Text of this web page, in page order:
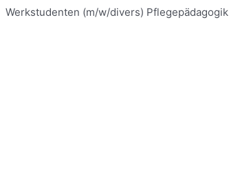
Werkstudenten (m/w/divers) Pflegepädagogik